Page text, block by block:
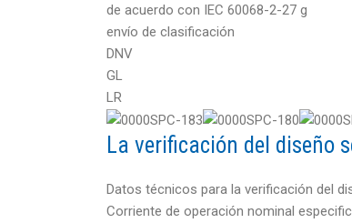
de acuerdo con IEC 60068-2-27 g
envío de clasificación
DNV
GL
LR
La verificación del diseño
Datos técnicos para la verificación del
Corriente de operación nominal